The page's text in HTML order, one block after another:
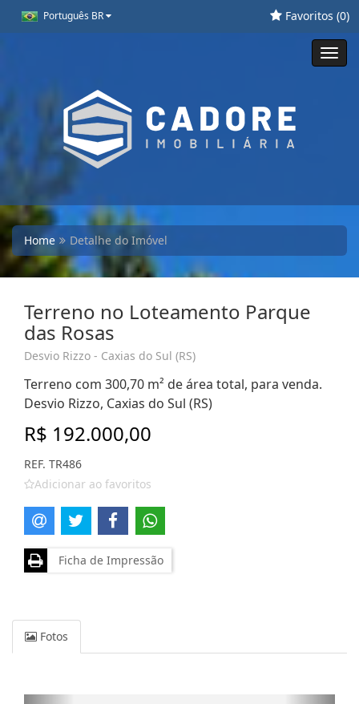
Português BR Favoritos (0)
Home Detalhe do Imóvel
Terreno no Loteamento Parque
das Rosas
Desvio Rizzo - Caxias do Sul (RS)
Terreno com 300,70 m² de área total, para venda.
Desvio Rizzo, Caxias do Sul (RS)
R$ 192.000,00
REF. TR486
Adicionar ao favoritos
Ficha de Impressão
Fotos